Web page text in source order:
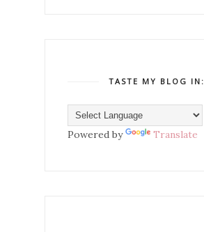
TASTE MY BLOG IN:
Powered by Translate